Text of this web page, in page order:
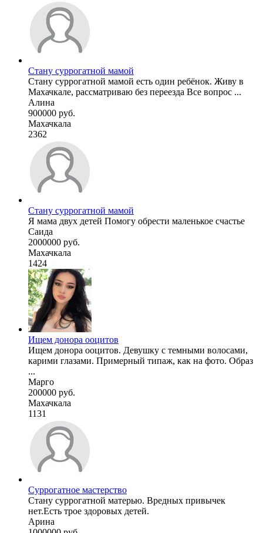
Стану суррогатной мамой
Стану суррогатной мамой есть один ребёнок. Живу в
Махачкале, рассматриваю без переезда Все вопрос ...
Алина
900000 руб.
Махачкала
2362
Стану суррогатной мамой
Я мама двух детей Помогу обрести маленькое счастье
Саида
2000000 руб.
Махачкала
1424
Ищем донора ооцитов
Ищем донора ооцитов. Девушку с темными волосами,
карими глазами. Примерный типаж, как на фото. Образ
...
Марго
200000 руб.
Махачкала
1131
Суррогатное мастерство
Стану суррогатной матерью. Вредных привычек
нет.Есть трое здоровых детей.
Арина